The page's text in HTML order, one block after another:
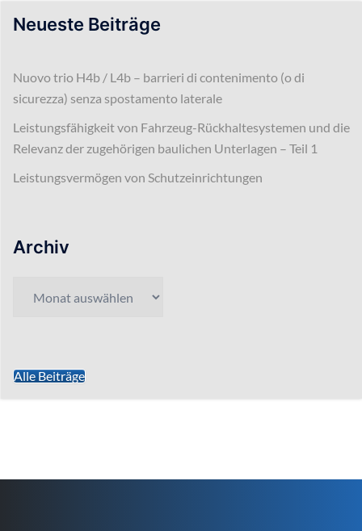
Neueste Beiträge
Nuovo trio H4b / L4b – barrieri di contenimento (o di
sicurezza) senza spostamento laterale
Leistungsfähigkeit von Fahrzeug-Rückhaltesystemen und die
Relevanz der zugehörigen baulichen Unterlagen – Teil 1
Leistungsvermögen von Schutzeinrichtungen
Archiv
Alle Beiträge